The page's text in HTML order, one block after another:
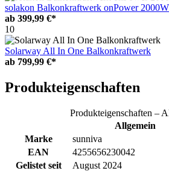
solakon Balkonkraftwerk onPower
ab 399,99 €*
10
Solarway All In One Balkonkraftwerk
ab 799,99 €*
Produkteigenschaften
Produkteigenschaften –
Allgemein
Marke
sunniva
EAN
4255656230042
Gelistet seit
August 2024